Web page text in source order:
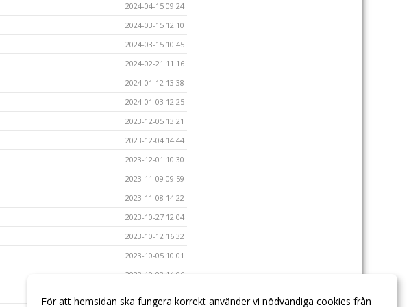
2024-04-15 09:24
2024-03-15 12:10
2024-03-15 10:45
2024-02-21 11:16
2024-01-12 13:38
2024-01-03 12:25
2023-12-05 13:21
2023-12-04 14:44
2023-12-01 10:30
2023-11-09 09:59
2023-11-08 14:22
2023-10-27 12:04
2023-10-12 16:32
2023-10-05 10:01
2023-10-03 14:06
För att hemsidan ska fungera korrekt använder vi nödvändiga cookies från